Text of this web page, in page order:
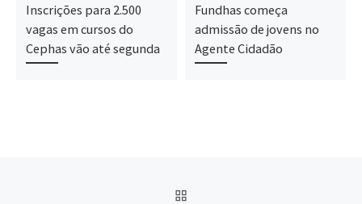
Inscrições para 2.500
vagas em cursos do
Cephas vão até segunda
Fundhas começa
admissão de jovens no
Agente Cidadão
Navegação do post